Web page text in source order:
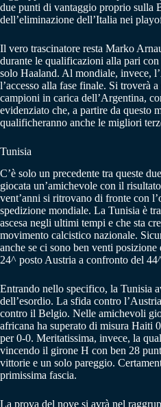
due punti di vantaggio proprio sulla
dell’eliminazione dell’Italia nei
Il vero trascinatore resta Marko
durante le qualificazioni alla pari
solo Haaland. Al mondiale, invece,
l’accesso alla fase finale. Si troverà
campioni in carica dell’Argentina,
evidenziato che, a partire da questo
qualificheranno anche le migliori
Tunisia
C’è solo un precedente tra queste
giocata un’amichevole con il
vent’anni si ritrovano di fronte con
spedizione mondiale. La Tunisia è
ascesa negli ultimi tempi e che sta
movimento calcistico nazionale.
anche se ci sono ben venti
24^ posto Austria a confronto del
Entrando nello specifico, la Tunisia
dell’esordio. La sfida contro
contro il Belgio. Nelle amichevoli
africana ha superato di misura Haiti
per 0-0. Meritatissima, invece, la
vincendo il girone H con ben 28
vittorie e un solo pareggio.
primissima fascia.
La prova del nove si avrà nel